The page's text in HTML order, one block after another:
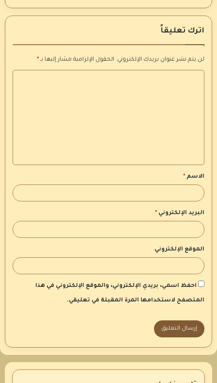
اترك تعليقاً
لن يتم نشر عنوان بريدك الإلكتروني. الحقول الإلزامية مشار إليها بـ *
ق
*الاسم *
البريد الإلكتروني *
الموقع الإلكتروني
احفظ اسمي، بريدي الإلكتروني، والموقع الإلكتروني في هذا
المتصفح لاستخدامها المرة المقبلة في تعليقي.